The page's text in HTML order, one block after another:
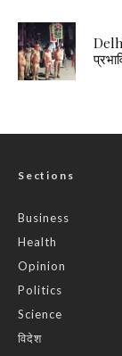
Sections
Business
Health
Opinion
Politics
Science
विदेश